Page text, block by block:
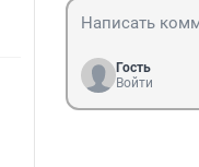
Гость
Войти